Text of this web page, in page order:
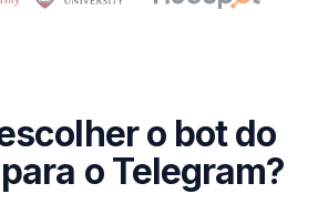
o bot do
o Telegram?